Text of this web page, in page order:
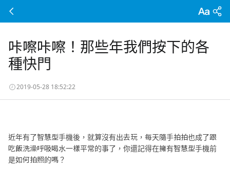
咔嚓咔嚓！那些年我們按下的各
種快門
2019-05-28 18:52:22
近年有了智慧型手機後，就算沒有出去玩，每天隨手拍拍也成了跟
吃飯洗澡呼吸喝水一樣平常的事了，你還記得在擁有智慧型手機前
是如何拍照的嗎？